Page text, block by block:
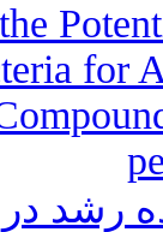
for
رشد